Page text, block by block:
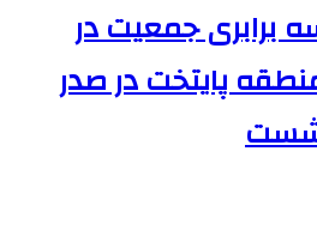
برابری جمعیت در
تهران/۶ منطقه پایتخت در صدر